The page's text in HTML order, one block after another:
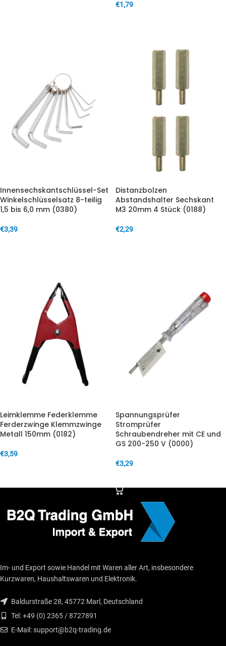
€1,79
Innensechskantschlüssel-Set
Winkelschlüsselsatz 8-teilig
1,5 bis 6,0 mm (0380)
€3,39
Distanzbolzen
Abstandshalter Sechskant
M3 20mm 4 Stück (0188)
€2,29
Leimklemme Federklemme
Ferderzwinge Klemmzwinge
Metall 150mm (0182)
€3,59
Spannungsprüfer
Stromprüfer
Schraubendreher mit CE und
GS 200-250 V (0000)
€3,29
Im- und Export sowie Handel mit Waren aller Art, insbesondere
Kurzwaren, Haushaltswaren und Elektronik.
Baldurstraße 28, 45772 Marl, Deutschland
Tel: +49 (0) 2365 / 8727891
E-Mail: support@b2q-trading.de